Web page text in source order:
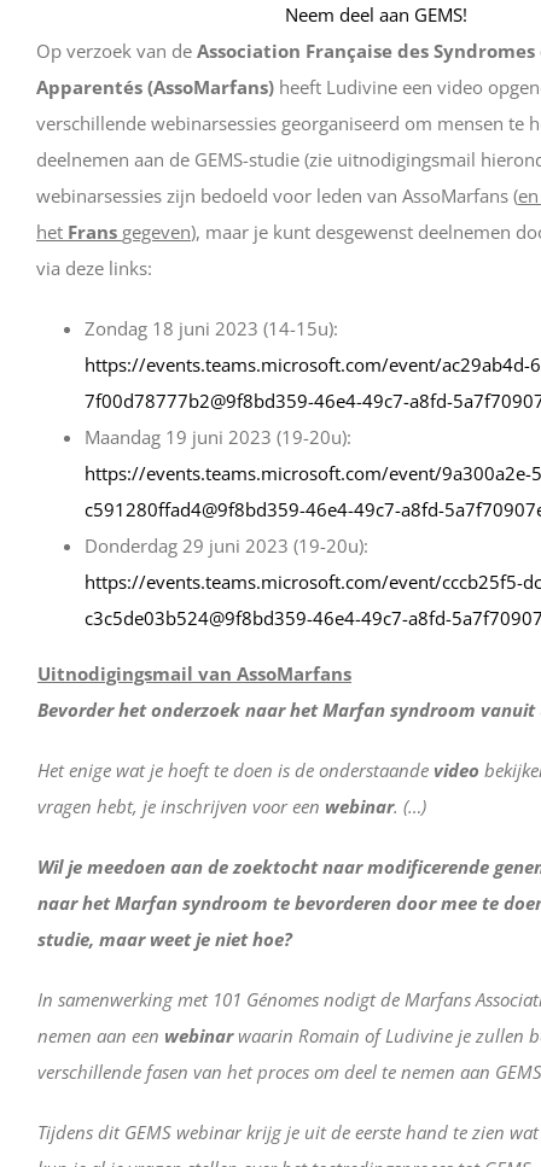
Neem deel aan GEMS!
Op verzoek van de Association Française des
Apparentés (AssoMarfans) heeft Ludivine een video
verschillende webinarsessies georganiseerd om mensen te
deelnemen aan de GEMS-studie (zie uitnodigingsmail
webinarsessies zijn bedoeld voor leden van AssoMarfans (
het Frans gegeven), maar je kunt desgewenst deelnemen
via deze links:
Zondag 18 juni 2023 (14-15u):
https://events.teams.microsoft.com/event/ac29ab4d-
7f00d78777b2@9f8bd359-46e4-49c7-a8fd-
Maandag 19 juni 2023 (19-20u):
https://events.teams.microsoft.com/event/9a300a2e-
c591280ffad4@9f8bd359-46e4-49c7-a8fd-
Donderdag 29 juni 2023 (19-20u):
https://events.teams.microsoft.com/event/cccb25f5-
c3c5de03b524@9f8bd359-46e4-49c7-a8fd-
Uitnodigingsmail van AssoMarfans
Bevorder het onderzoek naar het Marfan syndroom vanuit
Het enige wat je hoeft te doen is de onderstaande video
vragen hebt, je inschrijven voor een webinar. (…)
Wil je meedoen aan de zoektocht naar modificerende
naar het Marfan syndroom te bevorderen door mee te
studie, maar weet je niet hoe?
In samenwerking met 101 Génomes nodigt de Marfans
nemen aan een webinarwaarin Romain of Ludivine je zullen
verschillende fasen van het proces om deel te nemen aan
Tijdens dit GEMS webinar krijg je uit de eerste hand te zien